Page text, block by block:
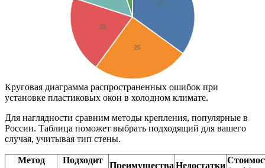
Круговая диаграмма распространенных ошибок при
установке пластиковых окон в холодном климате.
Для наглядности сравним методы крепления, популярные в
России. Таблица поможет выбрать подходящий для вашего
случая, учитывая тип стены.
Метод
Подходит
ПреимуществаНедостатки